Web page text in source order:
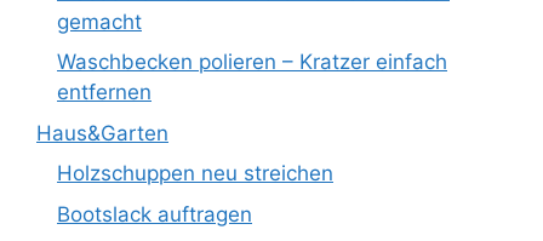
gemacht
Waschbecken polieren – Kratzer einfach
entfernen
Haus&Garten
Holzschuppen neu streichen
Bootslack auftragen